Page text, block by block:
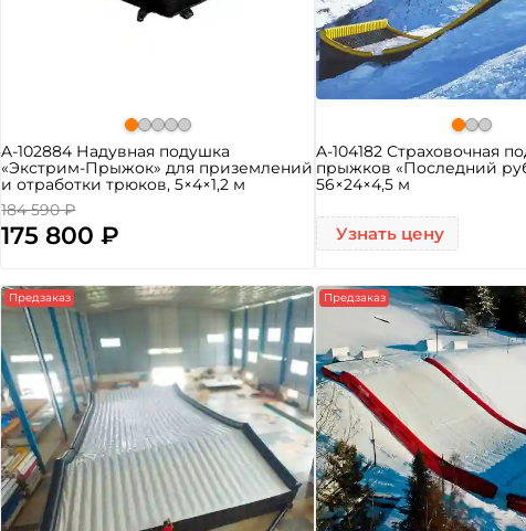
A-102884 Надувная подушка
«Экстрим-Прыжок» для приземлений
и отработки трюков, 5×4×1,2 м
184 590 ₽
175 800 ₽
A-104182 Страховочная
прыжков «Последний
56×24×4,5 м
Узнать цену
Предзаказ Предзаказ